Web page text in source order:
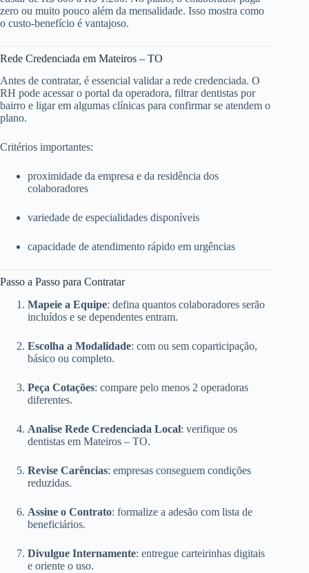
zero ou muito pouco além da mensalidade. Isso mostra como
o custo-benefício é vantajoso.
Rede Credenciada em Mateiros – TO
Antes de contratar, é essencial validar a rede credenciada. O
RH pode acessar o portal da operadora, filtrar dentistas por
bairro e ligar em algumas clínicas para confirmar se atendem o
plano.
Critérios importantes:
proximidade da empresa e da residência dos
colaboradores
variedade de especialidades disponíveis
capacidade de atendimento rápido em urgências
Passo a Passo para Contratar
Mapeie a Equipe: defina quantos colaboradores serão
incluídos e se dependentes entram.
Escolha a Modalidade: com ou sem coparticipação,
básico ou completo.
Peça Cotações: compare pelo menos 2 operadoras
diferentes.
Analise Rede Credenciada Local: verifique os
dentistas em Mateiros – TO.
Revise Carências: empresas conseguem condições
reduzidas.
Assine o Contrato: formalize a adesão com lista de
beneficiários.
Divulgue Internamente: entregue carteirinhas digitais
e oriente o uso.